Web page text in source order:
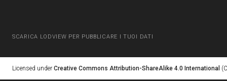
SCARICA LODVIEW PER PUBBLICARE I TUOI DATI
Licensed under Creative Commons Attribution-ShareAlike 4.0 International